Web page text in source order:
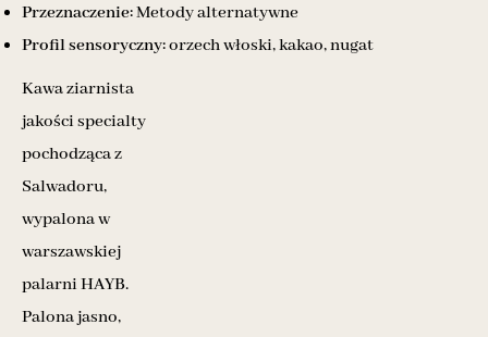
Przeznaczenie:Metody alternatywne
Profil sensoryczny:orzech włoski, kakao, nugat
Kawa ziarnista
jakości specialty
pochodząca z
Salwadoru,
wypalona w
warszawskiej
palarni HAYB.
Palona jasno,